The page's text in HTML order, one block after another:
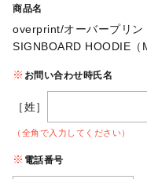
商品名
overprint/オーバープリン
SIGNBOARD HOODIE（
お問い合わせ時氏名
［姓］
（全角で入力してください）
電話番号